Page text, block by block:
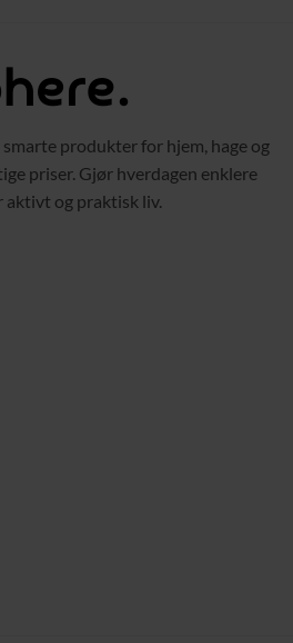
produkter for hjem, hage og
priser. Gjør hverdagen enklere
aktivt og praktisk liv.